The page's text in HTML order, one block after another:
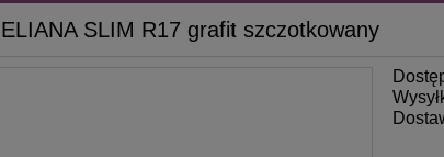
SLIM R17 grafit szczotkowany